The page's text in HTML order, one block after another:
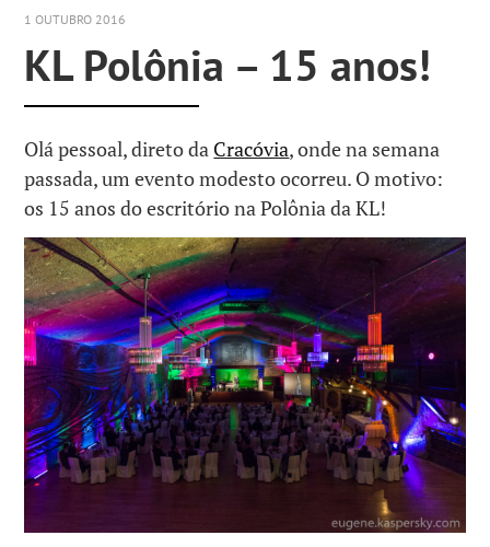
1 OUTUBRO 2016
KL Polônia – 15 anos!
Olá pessoal, direto da Cracóvia, onde na semana
passada, um evento modesto ocorreu. O motivo:
os 15 anos do escritório na Polônia da KL!